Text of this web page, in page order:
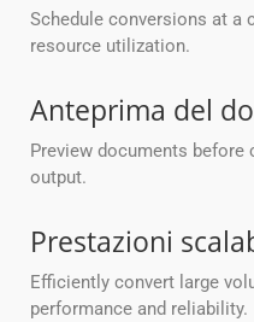
Schedule conversions at a
resource utilization.
Anteprima del
Preview documents before
output.
Prestazioni
Efficiently convert large
performance and reliability.